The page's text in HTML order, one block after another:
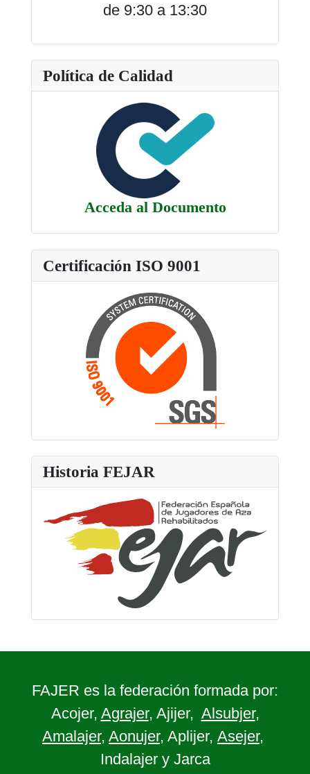
de 9:30 a 13:30
Política de Calidad
Acceda al Documento
Certificación ISO 9001
Historia FEJAR
FAJER es la federación formada por:
Acojer, Agrajer, Ajijer, Alsubjer,
Amalajer, Aonujer, Aplijer, Asejer,
Indalajer y Jarca